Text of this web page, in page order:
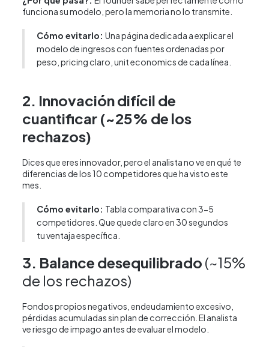
funciona su modelo, pero la memoria no lo transmite.
Cómo evitarlo: Una página dedicada a explicar el
modelo de ingresos con fuentes ordenadas por
peso, pricing claro, unit economics de cada línea.
2. Innovación difícil de
cuantificar (~25% de los
rechazos)
Dices que eres innovador, pero el analista no ve en qué te
diferencias de los 10 competidores que ha visto este
mes.
Cómo evitarlo: Tabla comparativa con 3-5
competidores. Que quede claro en 30 segundos
tu ventaja específica.
3. Balance desequilibrado (~15%
de los rechazos)
Fondos propios negativos, endeudamiento excesivo,
pérdidas acumuladas sin plan de corrección. El analista
ve riesgo de impago antes de evaluar el modelo.